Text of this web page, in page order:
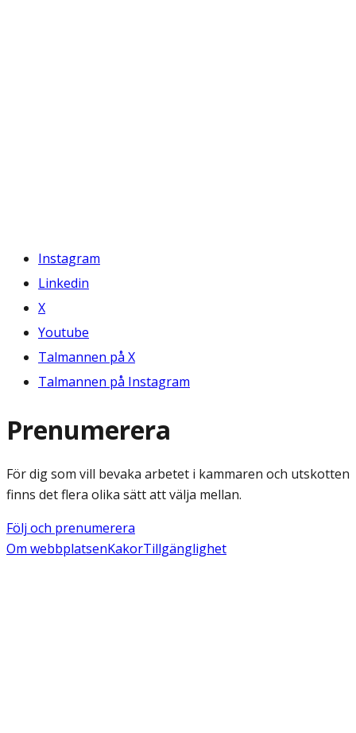
Instagram
Linkedin
X
Youtube
Talmannen på X
Talmannen på Instagram
Prenumerera
För dig som vill bevaka arbetet i kammaren och utskotten
finns det flera olika sätt att välja mellan.
Följ och prenumerera
Om webbplatsenKakorTillgänglighet